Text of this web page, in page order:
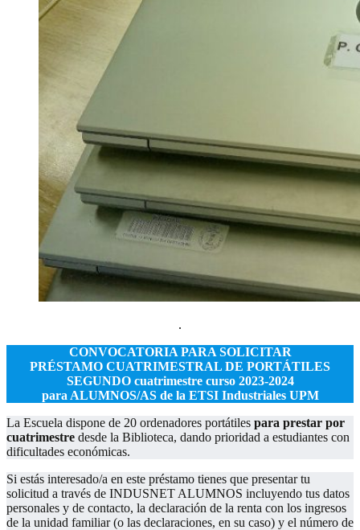
.
CONVOCATORIA PARA SOLICITAR
PRÉSTAMO CUATRIMESTRAL DE PORTÁTILES
SEGUNDO cuatrimestre curso 2023-2024
para ALUMNOS/AS de la ETSI Industriales UPM
La Escuela dispone de 20 ordenadores portátiles para prestar por
cuatrimestre desde la Biblioteca, dando prioridad a estudiantes con
dificultades económicas.
Si estás interesado/a en este préstamo tienes que presentar tu
solicitud a través de INDUSNET ALUMNOS incluyendo tus datos
personales y de contacto, la declaración de la renta con los ingresos
de la unidad familiar (o las declaraciones, en su caso) y el número de